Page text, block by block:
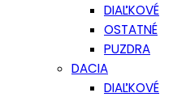
DIAĽKOVÉ
OSTATNÉ
PUZDRA
DACIA
DIAĽKOVÉ